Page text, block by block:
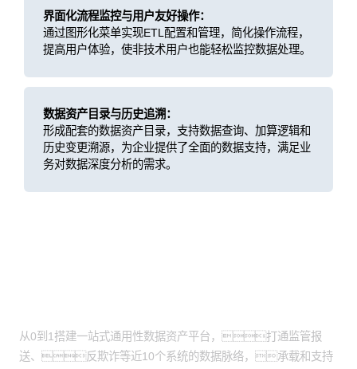
界面化流程监控与用户友好操作：
通过图形化菜单实现ETL配置和管理，简化操作流程，
提高用户体验，使非技术用户也能轻松监控数据处理。
数据资产目录与历史追溯：
形成配套的数据资产目录，支持数据查询、加算逻辑和
历史变更溯源，为企业提供了全面的数据支持，满足业
务对数据深度分析的需求。
从0到1搭建一站式通用性数据资产平台，打通监管报
送、反欺诈等近10个系统的数据脉络，承载和支持